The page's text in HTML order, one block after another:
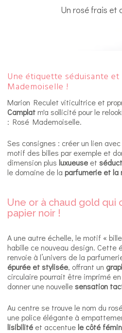
Un rosé frais et
Une étiquette séduisante
Mademoiselle !
Marion Reculet viticultrice et
Camplatm'a sollicité pour le
: Rosé Mademoiselle.
Ses consignes : créer un lien
motif des billes par exemple et
dimension plus luxueuse et
le domaine de la parfumerie et la
Une or à chaud gold qui
papier noir !
A une autre échelle, le motif «
habille ce nouveau design. Cette
renvoie à l’univers de la
épurée et stylisée, offrant un
circulaire pourrait être imprimé
donner une nouvellesensation
Au centre se trouve le nom du
une police élégante à
lisibilité et accentuele côté